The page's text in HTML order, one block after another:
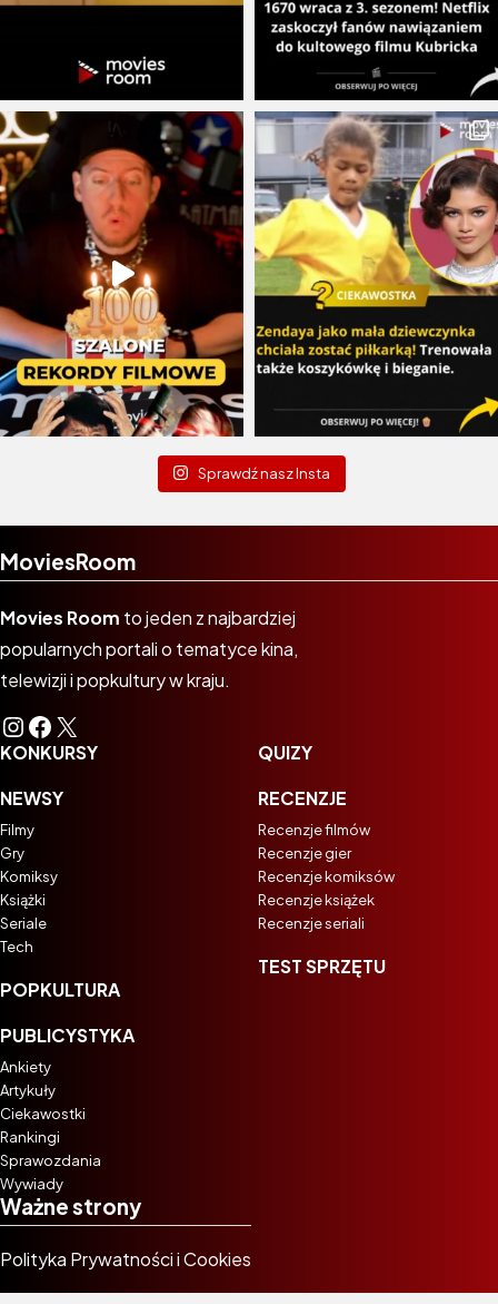
Sprawdź nasz Insta
MoviesRoom
Movies Room to jeden z najbardziej
popularnych portali o tematyce kina,
telewizji i popkultury w kraju.
Instagram
Facebook
X
KONKURSY
NEWSY
Filmy
Gry
Komiksy
Książki
Seriale
Tech
POPKULTURA
PUBLICYSTYKA
Ankiety
Artykuły
Ciekawostki
Rankingi
Sprawozdania
Wywiady
QUIZY
RECENZJE
Recenzje filmów
Recenzje gier
Recenzje komiksów
Recenzje książek
Recenzje seriali
TEST SPRZĘTU
Ważne strony
Polityka Prywatności i Cookies